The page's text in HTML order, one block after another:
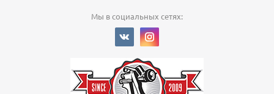
Мы в социальных сетях: